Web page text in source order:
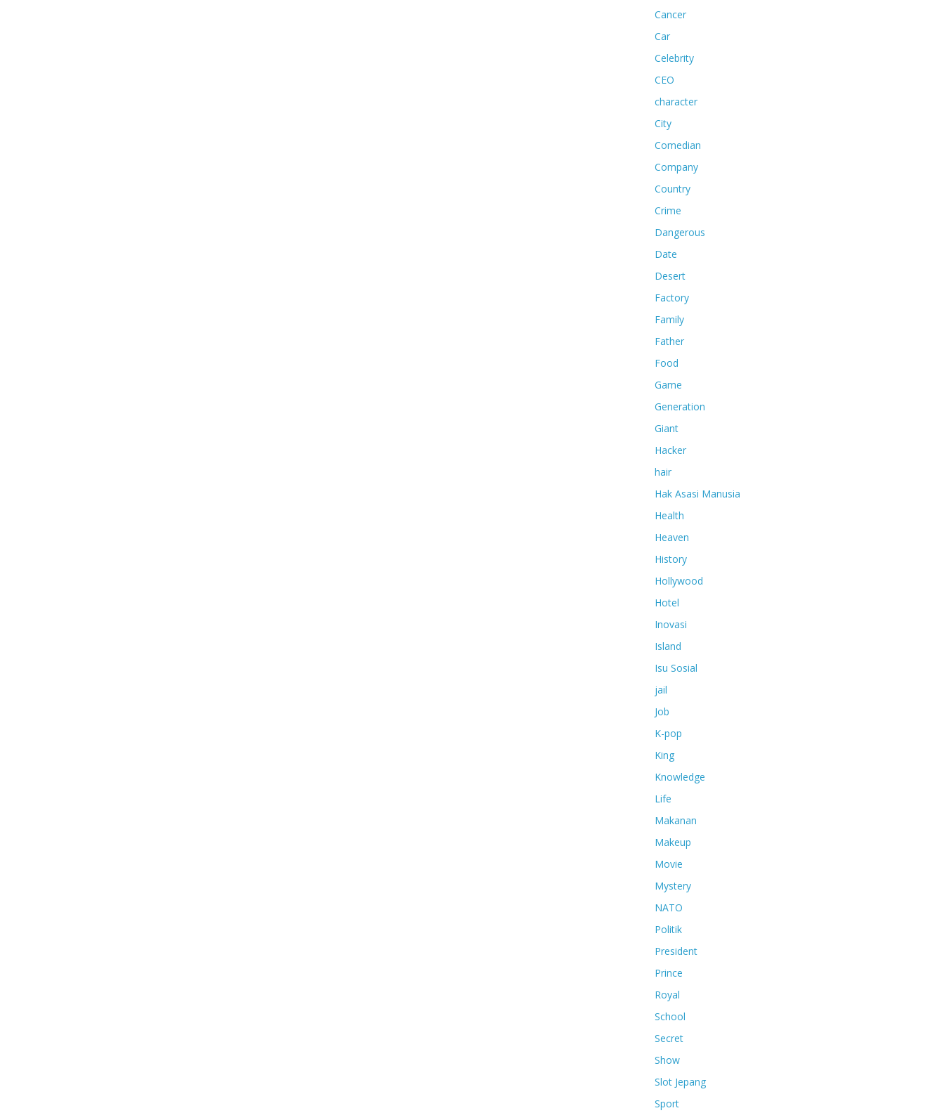
Cancer
Car
Celebrity
CEO
character
City
Comedian
Company
Country
Crime
Dangerous
Date
Desert
Factory
Family
Father
Food
Game
Generation
Giant
Hacker
hair
Hak Asasi Manusia
Health
Heaven
History
Hollywood
Hotel
Inovasi
Island
Isu Sosial
jail
Job
K-pop
King
Knowledge
Life
Makanan
Makeup
Movie
Mystery
NATO
Politik
President
Prince
Royal
School
Secret
Show
Slot Jepang
Sport